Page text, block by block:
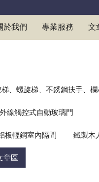
於我們 專業服務 文
、螺旋梯、不銹鋼扶手、欄
線觸控式自動玻璃門
板輕鋼室內隔間 鐵製木
章區